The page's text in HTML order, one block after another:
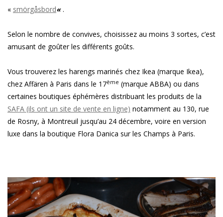
« smörgåsbord«.
Selon le nombre de convives, choisissez au moins 3 sortes, c’est
amusant de goûter les différents goûts.
Vous trouverez les harengs marinés chez Ikea (marque Ikea),
chez Affären à Paris dans le 17ème (marque ABBA) ou dans
certaines boutiques éphémères distribuant les produits de la
SAFA (ils ont un site de vente en ligne) notamment au 130, rue
de Rosny, à Montreuil jusqu’au 24 décembre, voire en version
luxe dans la boutique Flora Danica sur les Champs à Paris.